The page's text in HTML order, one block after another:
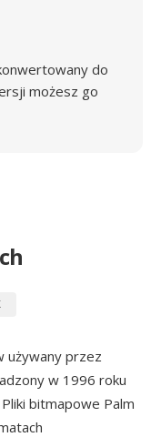
do
możesz go
używany przez
w 1996 roku
bitmapowe Palm